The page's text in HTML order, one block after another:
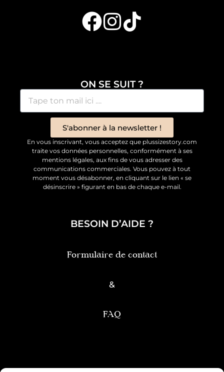
ON SE SUIT ?
S'abonner à la newsletter !
En vous inscrivant, vous acceptez que plussizestory.com
traite vos données personnelles, conformément à ses
mentions légales, aux fins de vous adresser des
communications commerciales. Vous pouvez à tout
moment vous désabonner, en cliquant sur le lien « se
désinscrire » figurant en bas de chaque e-mail.
BESOIN D’AIDE ?
Formulaire de contact
&
FAQ